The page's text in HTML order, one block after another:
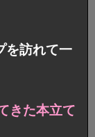
を訪れて一
きた本立て